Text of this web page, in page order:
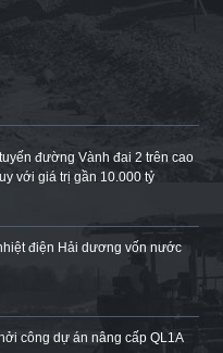
đường Vành đai 2 trên cao
với giá trị gần 10.000 tỷ
điện Hải dương vốn nước
công dự án nâng cấp QL1A